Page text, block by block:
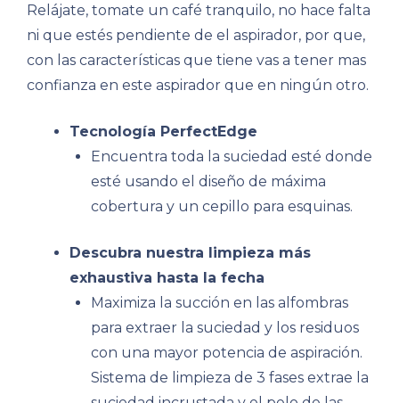
Relájate, tomate un café tranquilo, no hace falta
ni que estés pendiente de el aspirador, por que,
con las características que tiene vas a tener mas
confianza en este aspirador que en ningún otro.
Tecnología PerfectEdge
Encuentra toda la suciedad esté donde
esté usando el diseño de máxima
cobertura y un cepillo para esquinas.
Descubra nuestra limpieza más
exhaustiva hasta la fecha
Maximiza la succión en las alfombras
para extraer la suciedad y los residuos
con una mayor potencia de aspiración.
Sistema de limpieza de 3 fases extrae la